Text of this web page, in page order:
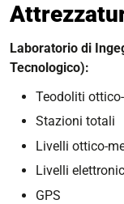
Laboratorio di
Tecnologico):
Teodoliti
Stazioni totali
Livelli ottico-
Livelli
GPS